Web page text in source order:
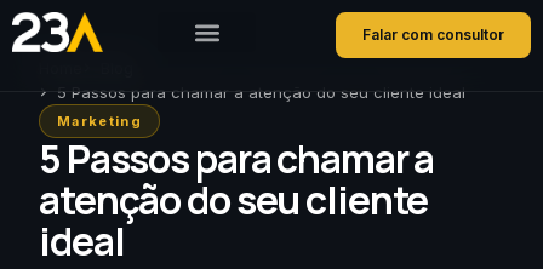
Falar com consultor
5 Passos para chamar a atenção do seu cliente ideal
Marketing
5 Passos para chamar a
atenção do seu cliente
ideal